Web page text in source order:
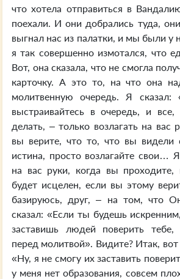
что хотела отправиться в
поехали. И они добрались туда,
выгнал нас из палатки, и мы были у
я так совершенно измотался, что
Вот, она сказала, что не смогла
карточку. А это то, на что она
молитвенную очередь. Я
выстраивайтесь в очередь, и
делать, – только возлагать на вас
вы верите, что то, что вы видели
истина, просто возлагайте свои…
на вас руки, когда вы
будет исцелен, если вы этому
базируюсь, друг, – на том, что
сказал: «Если ты будешь
заставишь людей поверить
перед молитвой». Видите? Итак, вот
«Ну, я не смогу их заставить
у меня нет образования, совсем